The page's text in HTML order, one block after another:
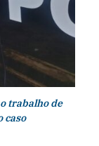
trabalho de
caso